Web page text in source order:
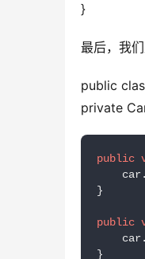
}
最后，我
public
private
public
}
public
}